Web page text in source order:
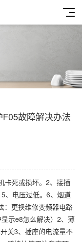
故障解决办法
死或损坏。2、接插
、电压过低。6、烟道
：更换维修变频器电路
示e8怎么解决）2、薄
关3、插座的电流量不